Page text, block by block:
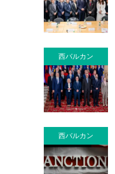
西バルカン
西バルカン